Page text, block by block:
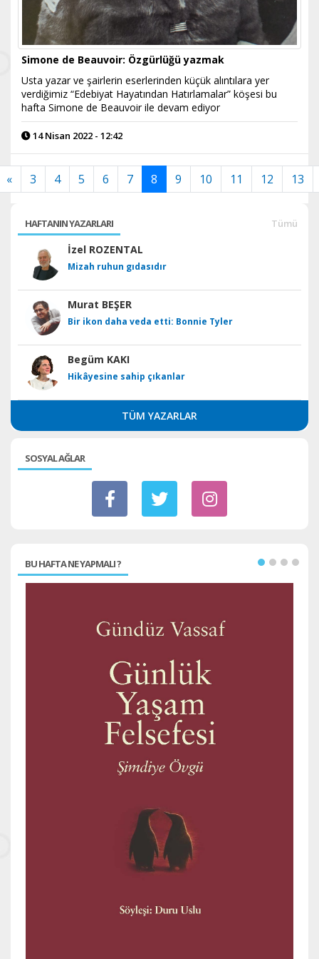
Simone de Beauvoir: Özgürlüğü yazmak
Usta yazar ve şairlerin eserlerinden küçük alıntılara yer
verdiğimiz “Edebiyat Hayatından Hatırlamalar” köşesi bu
hafta Simone de Beauvoir ile devam ediyor
14 Nisan 2022 - 12:42
« 3 4 5 6 7 8 9 10 11 12 13
HAFTANIN YAZARLARI Tümü
İzel ROZENTAL
Mizah ruhun gıdasıdır
Murat BEŞER
Bir ikon daha veda etti: Bonnie Tyler
Begüm KAKI
Hikâyesine sahip çıkanlar
TÜM YAZARLAR
SOSYAL AĞLAR
BU HAFTA NE YAPMALI ?